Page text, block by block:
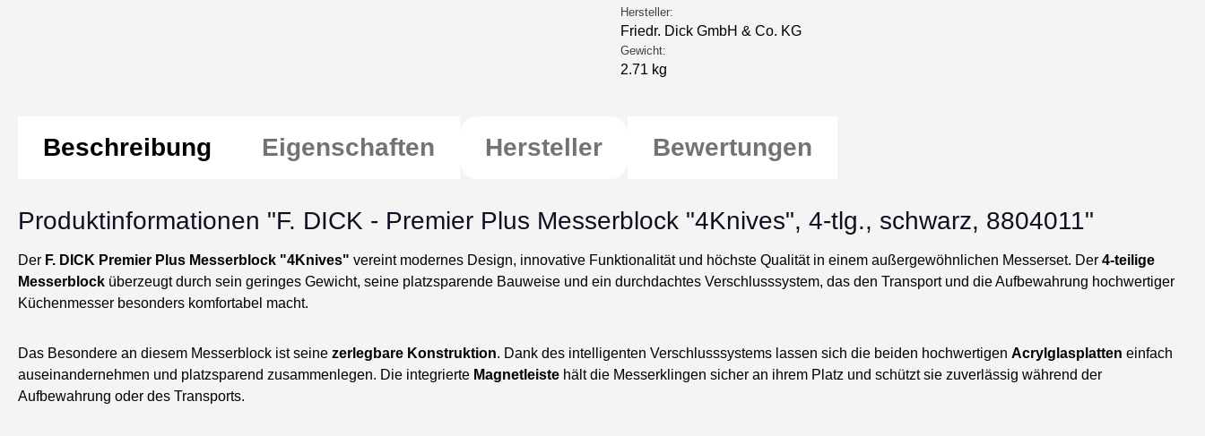
Hersteller:
Friedr. Dick GmbH & Co. KG
Gewicht:
2.71 kg
Beschreibung Eigenschaften Hersteller Bewertungen
Produktinformationen "F. DICK - Premier Plus Messerblock "4Knives", 4-tlg., schwarz, 8804011"
Der F. DICK Premier Plus Messerblock "4Knives" vereint modernes Design, innovative Funktionalität und höchste Qualität in einem außergewöhnlichen Messerset. Der 4-teilige
Messerblock überzeugt durch sein geringes Gewicht, seine platzsparende Bauweise und ein durchdachtes Verschlusssystem, das den Transport und die Aufbewahrung hochwertiger
Küchenmesser besonders komfortabel macht.
Das Besondere an diesem Messerblock ist seine zerlegbare Konstruktion. Dank des intelligenten Verschlusssystems lassen sich die beiden hochwertigen Acrylglasplatten einfach
auseinandernehmen und platzsparend zusammenlegen. Die integrierte Magnetleiste hält die Messerklingen sicher an ihrem Platz und schützt sie zuverlässig während der
Aufbewahrung oder des Transports.